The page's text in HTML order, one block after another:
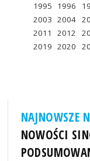
1995 1996
2003 2004
2011
2012
2019 2020
NAJNOWSZE
NOWOŚCI